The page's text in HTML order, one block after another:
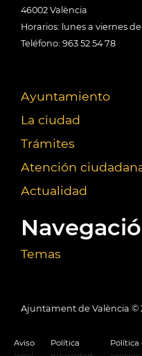
46002 València
Horarios: lunes a viernes
Teléfono: 963 52 54 78
Ayuntamiento
La ciudad
Trámites
Atención
Actualidad
Temas
Ajuntament de València ©
Aviso
Política
Política